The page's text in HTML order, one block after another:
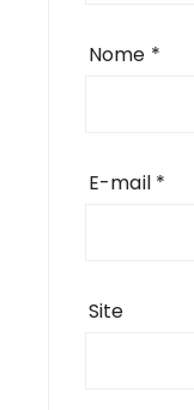
Nome *
E-mail *
Site